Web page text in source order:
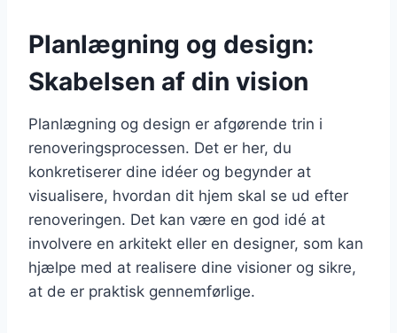
Planlægning og design:
Skabelsen af din vision
Planlægning og design er afgørende trin i
renoveringsprocessen. Det er her, du
konkretiserer dine idéer og begynder at
visualisere, hvordan dit hjem skal se ud efter
renoveringen. Det kan være en god idé at
involvere en arkitekt eller en designer, som kan
hjælpe med at realisere dine visioner og sikre,
at de er praktisk gennemførlige.